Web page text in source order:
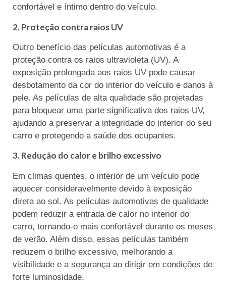
confortável e íntimo dentro do veículo.
2. Proteção contra raios UV
Outro benefício das películas automotivas é a
proteção contra os raios ultravioleta (UV). A
exposição prolongada aos raios UV pode causar
desbotamento da cor do interior do veículo e danos à
pele. As películas de alta qualidade são projetadas
para bloquear uma parte significativa dos raios UV,
ajudando a preservar a integridade do interior do seu
carro e protegendo a saúde dos ocupantes.
3. Redução do calor e brilho excessivo
Em climas quentes, o interior de um veículo pode
aquecer consideravelmente devido à exposição
direta ao sol. As películas automotivas de qualidade
podem reduzir a entrada de calor no interior do
carro, tornando-o mais confortável durante os meses
de verão. Além disso, essas películas também
reduzem o brilho excessivo, melhorando a
visibilidade e a segurança ao dirigir em condições de
forte luminosidade.